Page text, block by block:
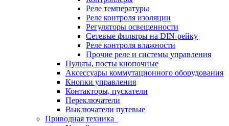
Реле температуры
Реле контроля изоляции
Регуляторы освещенности
Сетевые фильтры на DIN-рейку
Реле контроля влажности
Прочие реле и системы управления
Пульты, посты кнопочные
Аксессуары коммутационного оборудования
Кнопки управления
Контакторы, пускатели
Переключатели
Выключатели путевые
Приводная техника